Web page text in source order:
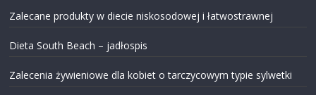
Zalecane produkty w diecie niskosodowej i łatwostrawnej
Dieta South Beach – jadłospis
Zalecenia żywieniowe dla kobiet o tarczycowym typie sylwetki